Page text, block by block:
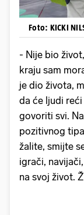
Foto: KICKI
- Nije bio
kraju sam
je dio života,
da će ljudi
govoriti svi.
pozitivnog
žalite, smijte
igrači,
na svoj život.